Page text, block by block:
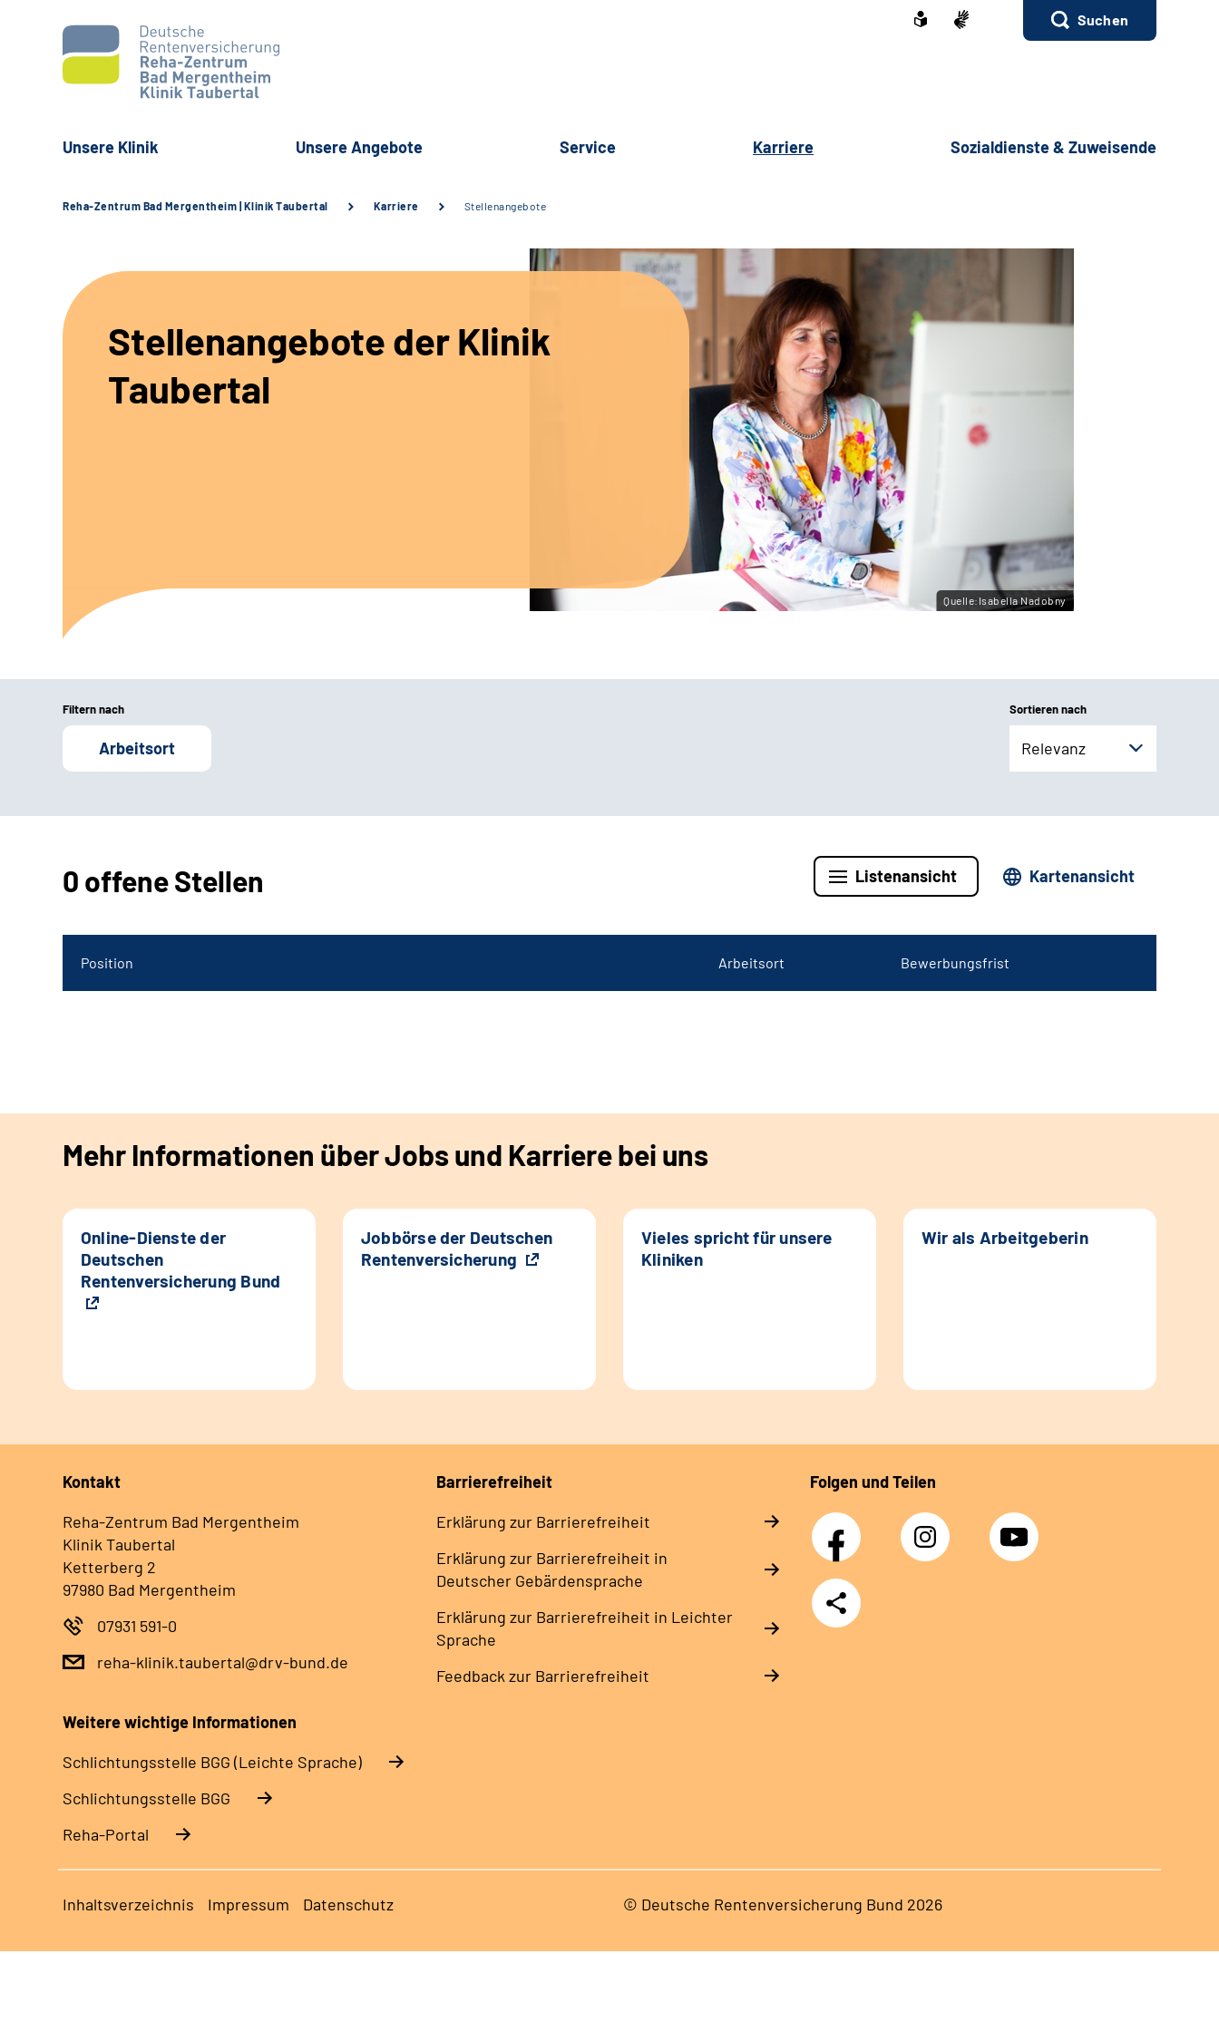
Suchen
Unsere Klinik Unsere Angebote Service Karriere Sozialdienste & Zuweisende
Reha-Zentrum Bad Mergentheim | Klinik Taubertal Karriere Stellenangebote
Stellenangebote der Klinik
Taubertal
Quelle:Isabella Nadobny
Filtern nach
Arbeitsort
Sortieren nach
Relevanz
0 offene Stellen Listenansicht Kartenansicht
Position Arbeitsort Bewerbungsfrist
Mehr Informationen über Jobs und Karriere bei uns
Online-Dienste der
Deutschen
Rentenversicherung Bund
Jobbörse der Deutschen
Rentenversicherung
Vieles spricht für unsere
Kliniken
Wir als Arbeitgeberin
Kontakt
Reha-Zentrum Bad Mergentheim
Klinik Taubertal
Ketterberg 2
97980 Bad Mergentheim
07931 591-0
reha-klinik.taubertal@drv-bund.de
Barrierefreiheit
Erklärung zur Barrierefreiheit
Erklärung zur Barrierefreiheit in
Deutscher Gebärdensprache
Erklärung zur Barrierefreiheit in Leichter
Sprache
Feedback zur Barrierefreiheit
Folgen und Teilen
Facebook Instagram YouTube
Teilen
Weitere wichtige Informationen
Schlich­tungs­stel­le BGG (Leichte Sprache)
Schlich­tungs­stel­le BGG
Reha-Portal
Inhaltsverzeichnis Impressum Datenschutz © Deutsche Rentenversicherung Bund 2026